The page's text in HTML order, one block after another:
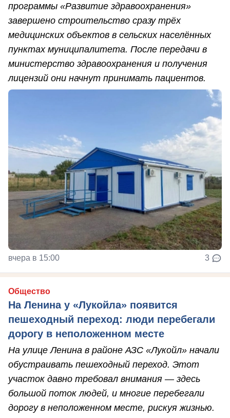
программы «Развитие здравоохранения»
завершено строительство сразу трёх
медицинских объектов в сельских населённых
пунктах муниципалитета. После передачи в
министерство здравоохранения и получения
лицензий они начнут принимать пациентов.
вчера в 15:00 3
Общество
На Ленина у «Лукойла» появится
пешеходный переход: люди перебегали
дорогу в неположенном месте
На улице Ленина в районе АЗС «Лукойл» начали
обустраивать пешеходный переход. Этот
участок давно требовал внимания — здесь
большой поток людей, и многие перебегали
дорогу в неположенном месте, рискуя жизнью.